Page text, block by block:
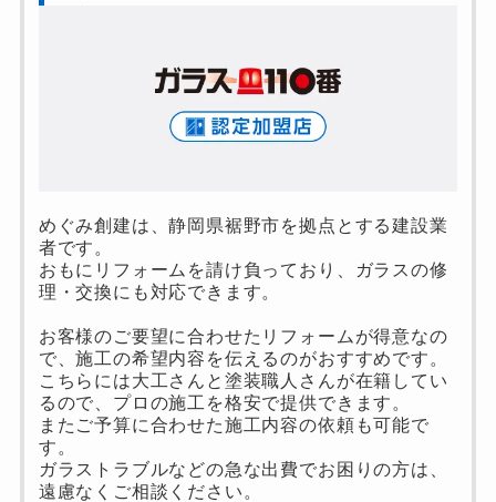
めぐみ創建は、静岡県裾野市を拠点とする建設業
者です。
おもにリフォームを請け負っており、ガラスの修
理・交換にも対応できます。
お客様のご要望に合わせたリフォームが得意なの
で、施工の希望内容を伝えるのがおすすめです。
こちらには大工さんと塗装職人さんが在籍してい
るので、プロの施工を格安で提供できます。
またご予算に合わせた施工内容の依頼も可能で
す。
ガラストラブルなどの急な出費でお困りの方は、
遠慮なくご相談ください。